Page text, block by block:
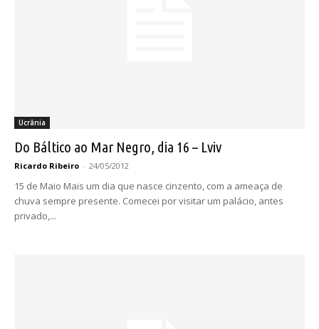
Ucrânia
Do Báltico ao Mar Negro, dia 16 – Lviv
Ricardo Ribeiro - 24/05/2012
15 de Maio Mais um dia que nasce cinzento, com a ameaça de
chuva sempre presente. Comecei por visitar um palácio, antes
privado,...